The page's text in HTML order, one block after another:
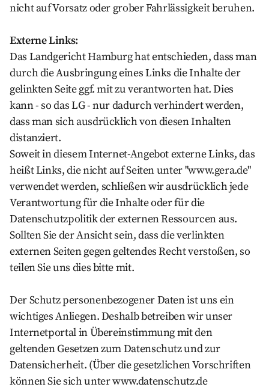
nicht auf Vorsatz oder grober Fahrlässigkeit beruhen.
Externe Links:
Das Landgericht Hamburg hat entschieden, dass man
durch die Ausbringung eines Links die Inhalte der
gelinkten Seite ggf. mit zu verantworten hat. Dies
kann - so das LG - nur dadurch verhindert werden,
dass man sich ausdrücklich von diesen Inhalten
distanziert.
Soweit in diesem Internet-Angebot externe Links, das
heißt Links, die nicht auf Seiten unter "www.gera.de"
verwendet werden, schließen wir ausdrücklich jede
Verantwortung für die Inhalte oder für die
Datenschutzpolitik der externen Ressourcen aus.
Sollten Sie der Ansicht sein, dass die verlinkten
externen Seiten gegen geltendes Recht verstoßen, so
teilen Sie uns dies bitte mit.
Der Schutz personenbezogener Daten ist uns ein
wichtiges Anliegen. Deshalb betreiben wir unser
Internetportal in Übereinstimmung mit den
geltenden Gesetzen zum Datenschutz und zur
Datensicherheit. (Über die gesetzlichen Vorschriften
können Sie sich unter www.datenschutz.de